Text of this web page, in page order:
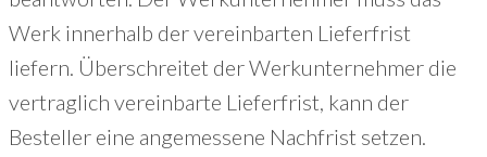
Werk innerhalb der vereinbarten Lieferfrist
liefern. Überschreitet der Werkunternehmer die
vertraglich vereinbarte Lieferfrist, kann der
Besteller eine angemessene Nachfrist setzen.